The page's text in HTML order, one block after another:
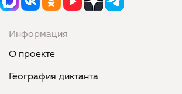
Информация
О проекте
География диктанта